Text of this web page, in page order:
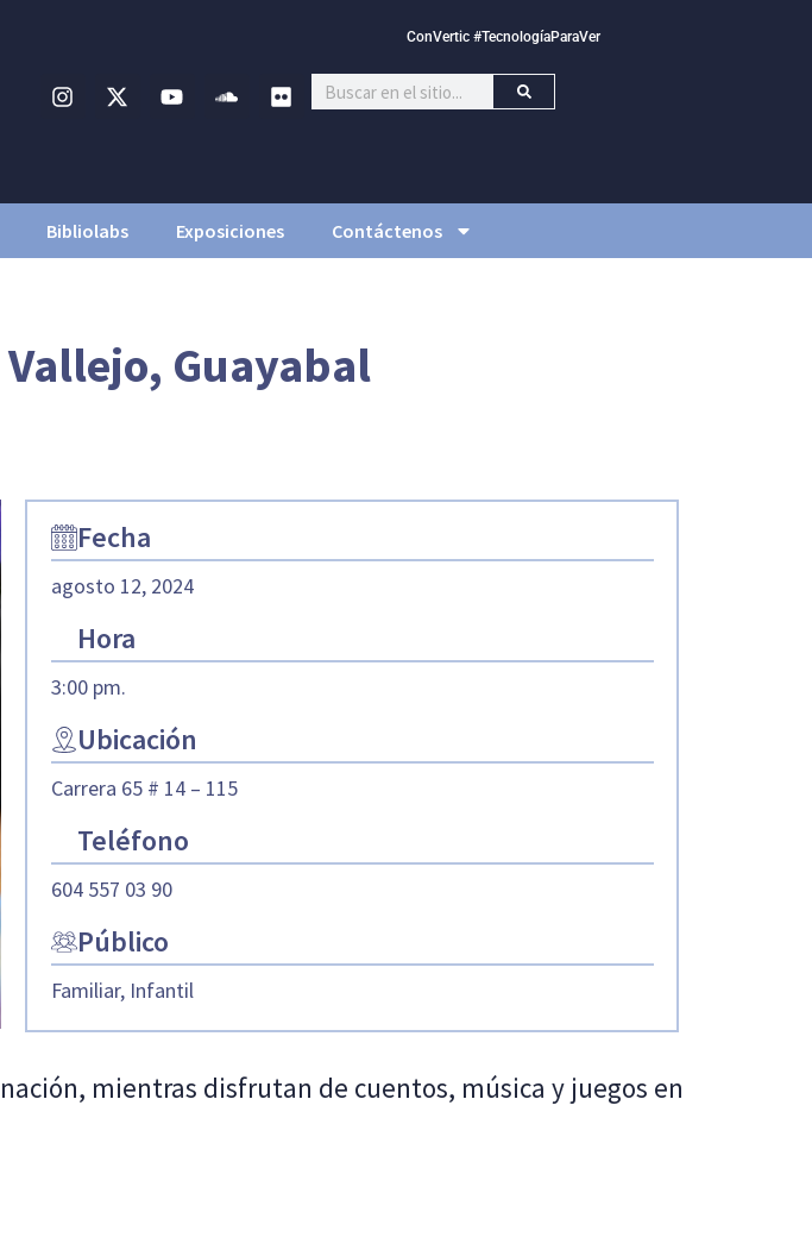
ConVertic #TecnologíaParaVer
Bibliolabs Exposiciones Contáctenos
Guayabal
Fecha
agosto 12, 2024
Hora
3:00 pm.
Ubicación
Carrera 65 # 14 – 115
Teléfono
604 557 03 90
Público
Familiar, Infantil
mientras disfrutan de cuentos, música y juegos en